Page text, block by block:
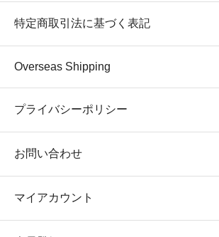
特定商取引法に基づく表記
Overseas Shipping
プライバシーポリシー
お問い合わせ
マイアカウント